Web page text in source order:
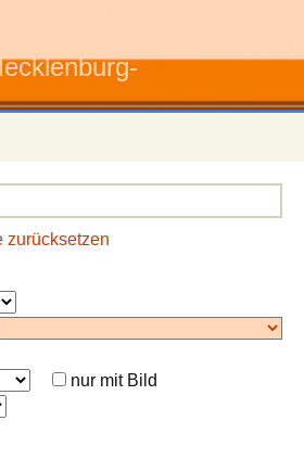
zurücksetzen
nur mit Bild